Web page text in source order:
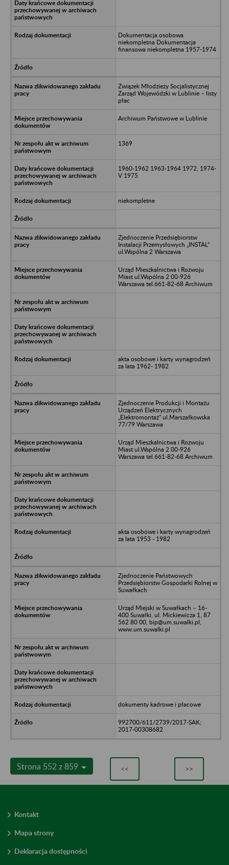
Dokumentacja osobowa
niekompletna Dokumentacja
finansowa niekompletna 1957-1974
Związek Młodzieży Socjalistycznej
Zarząd Wojewódzki w Lublinie – listy
płac
Archiwum Państwowe w Lublinie
1369
1960-1962 1963-1964 1972, 1974-
V 1975
niekompletne
Zjednoczenie Przedsiębiorstw
Instalacji Przemysłowych „INSTAL”
ul.Wspólna 2 Warszawa
Urząd Mieszkalnictwa i Rozwoju
Miast ul.Wspólna 2 00-926
Warszawa tel.661-82-68 Archiwum
akta osobowe i karty wynagrodzeń
za lata 1962- 1982
Zjednoczenie Produkcji i Montażu
Urządzeń Elektrycznych
„Elektromontaż" ul.Marszałkowska
77/79 Warszawa
Urząd Mieszkalnictwa i Rozwoju
Miast ul.Wspólna 2 00-926
Warszawa tel.661-82-68 Archiwum
akta osobowe i karty wynagrodzeń
za lata 1953 - 1982
Zjednoczenie Państwowych
Przedsiębiorstw Gospodarki Rolnej w
Suwałkach
Urząd Miejski w Suwałkach – 16-
400 Suwałki, ul. Mickiewicza 1, 87
562 80 00, bip@um.suwalki.pl,
www.um.suwalki.pl
dokumenty kadrowe i płacowe
992700/611/2739/2017-SAK;
2017-00308682
Strona 552 z 859 << >>
Kontakt
Mapa strony
Deklaracja dostępności